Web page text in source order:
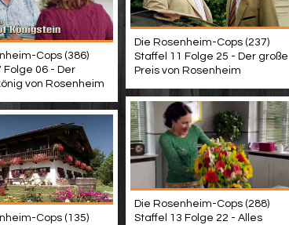
Die Rosenheim-Cops (237)
Staffel 11 Folge 25 - Der große
Preis von Rosenheim
Cops (386)
Folge 06 - Der
von Rosenheim
Die Rosenheim-Cops (288)
Staffel 13 Folge 22 - Alles
Cops (135)